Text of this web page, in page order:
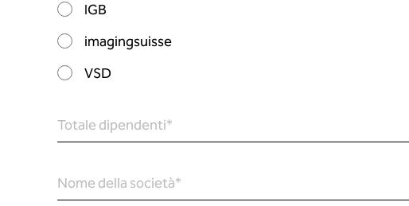
IGB
imagingsuisse
VSD
Totale dipendenti*
Nome della società*